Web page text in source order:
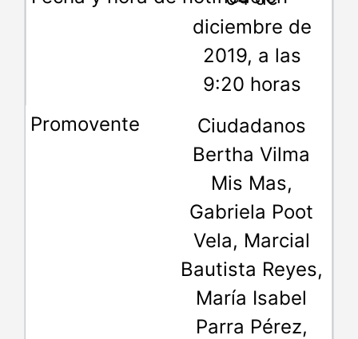
diciembre de
2019, a las
9:20 horas
Ciudadanos
Bertha Vilma
Mis Mas,
Gabriela Poot
Vela, Marcial
Bautista Reyes,
María Isabel
Parra Pérez,